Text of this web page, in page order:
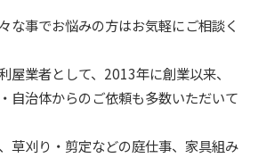
な事でお悩みの方はお気軽にご相談く
屋業者として、2013年に創業以来、
治体からのご依頼も多数いただいて
草刈り・剪定などの庭仕事、家具組み